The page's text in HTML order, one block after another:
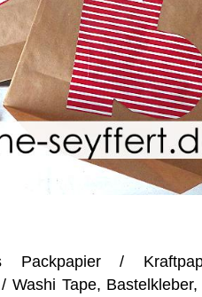
Packpapier /
Washi Tape,